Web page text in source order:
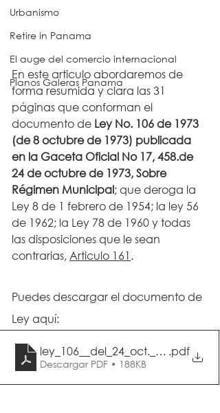
Urbanismo
Retire in Panama
El auge del comercio internacional
Planos Galeras Panama
En este articulo abordaremos de
forma resumida y clara las 31
páginas que conforman el
documento de Ley No. 106 de 1973
(de 8 octubre de 1973) publicada
en la Gaceta Oficial No 17, 458.de
24 de octubre de 1973, Sobre
Régimen Municipal; que deroga la
Ley 8 de 1 febrero de 1954; la ley 56
de 1962; la Ley 78 de 1960 y todas
las disposiciones que le sean
contrarias, Articulo 161.
Puedes descargar el documento de
Ley aquí:
ley_106__del_24_oct._1973-1
.pdf
Descargar PDF • 188KB